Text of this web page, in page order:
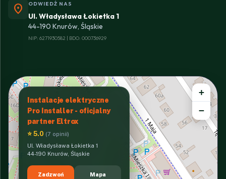
location_on ODWIEDŹ NAS
Ul. Władysława Łokietka 1
44-190 Knurów, Śląskie
NIP: 6271930582 | BDO: 000736929
Instalacje elektryczne
Pro Installer - oficjalny
partner Eltrox
⭐ 5.0 (7 opinii)
Ul. Władysława Łokietka 1
44-190 Knurów, Śląskie
Zadzwoń Mapa
+
−